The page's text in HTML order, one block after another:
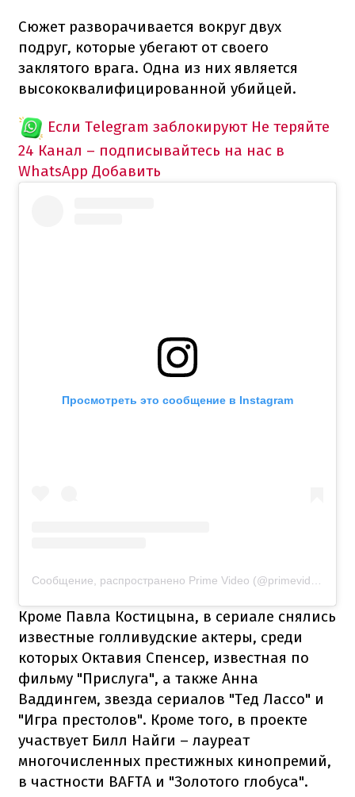
Сюжет разворачивается вокруг двух
подруг, которые убегают от своего
заклятого врага. Одна из них является
высококвалифицированной убийцей.
Если Telegram заблокируют Не теряйте
24 Канал – подписывайтесь на нас в
WhatsApp Добавить
Просмотреть это сообщение в Instagram
Кроме Павла Костицына, в сериале снялись
известные голливудские актеры, среди
которых Октавия Спенсер, известная по
фильму "Прислуга", а также Анна
Ваддингем, звезда сериалов "Тед Лассо" и
"Игра престолов". Кроме того, в проекте
участвует Билл Найги – лауреат
многочисленных престижных кинопремий,
в частности BAFTA и "Золотого глобуса".